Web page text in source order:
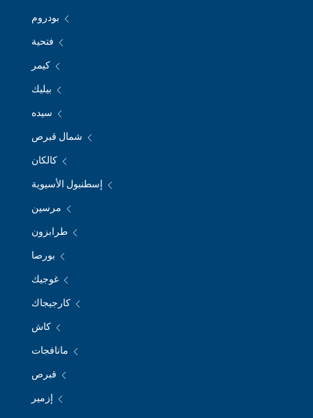
بودروم
فتحية
كيمر
بيليك
سيده
شمال قبرص
كالكان
إسطنبول الأسيوية
مرسين
طرابزون
بورصا
غوجيك
كارجيجاك
كاش
مانافجات
قبرص
إزمير